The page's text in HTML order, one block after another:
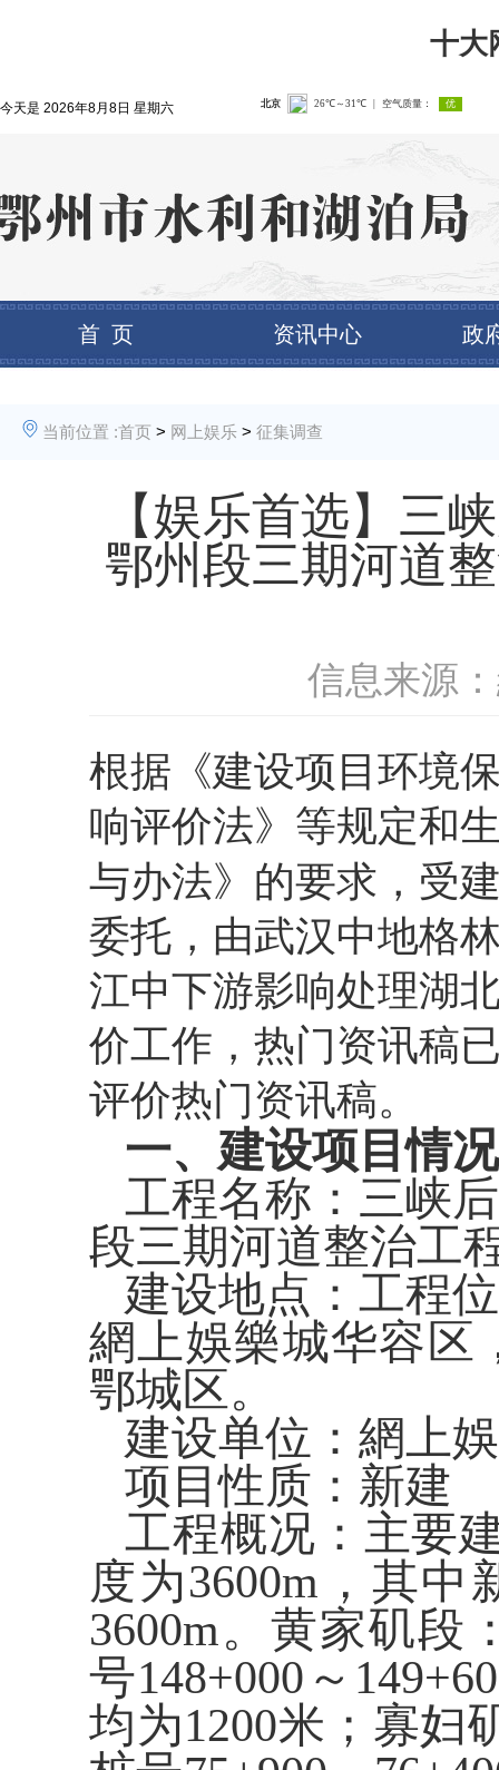
十大
今天是 2026年8月8日 星期六
首 页 资讯中心 政
当前位置 :首页 > 网上娱乐 > 征集调查
【娱乐首选】三
鄂州段三期河道
信息来源
根据《建设项目环境
响评价法》等规定和
与办法》的要求，受
委托 ，由武汉中地格
江中下游影响处理湖
价工作，热门资讯稿
评价热门资讯稿。
一、建设项目情
工程名称：三峡
段三期河道整治工
建设地点： 工程
網上娛樂城华容区
鄂城区。
建设单位 ：網上
项目性质：新建
工程概况： 主要
度为3600m ，其中
3600m。黄家矶段
号148+000 ～
均为1200米；寡妇